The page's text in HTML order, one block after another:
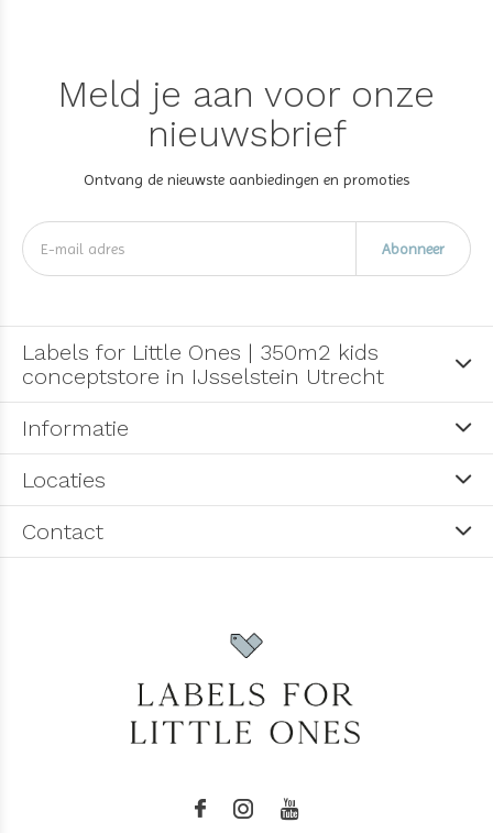
Meld je aan voor onze
nieuwsbrief
Ontvang de nieuwste aanbiedingen en promoties
Abonneer
Labels for Little Ones | 350m2 kids
conceptstore in IJsselstein Utrecht
Informatie
Locaties
Contact